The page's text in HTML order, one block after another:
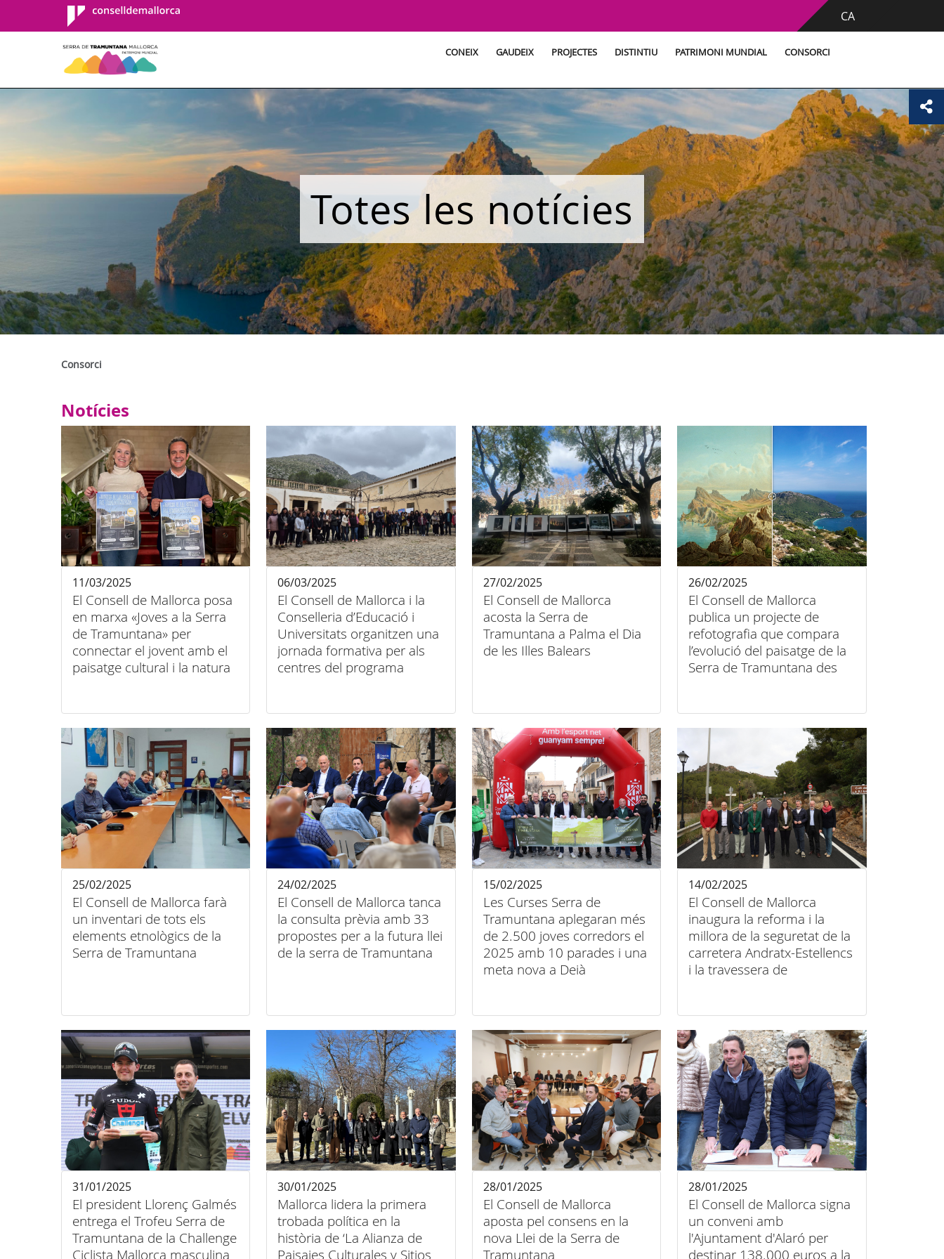
Consell de
Mallorca
CA
CONEIX GAUDEIX PROJECTES DISTINTIU PATRIMONI MUNDIAL CONSORCI
Totes les notícies
Consorci
Notícies
El Consell de Mallorca posa
en marxa «Joves a la Serra
de Tramuntana» per
connectar el jovent amb el
paisatge cultural i la natura
11/03/2025
El Consell de Mallorca i la
Conselleria d’Educació i
Universitats organitzen una
jornada formativa per als
centres del programa
06/03/2025
El Consell de Mallorca
acosta la Serra de
Tramuntana a Palma el Dia
de les Illes Balears
27/02/2025
El Consell de Mallorca
publica un projecte de
refotografia que compara
l’evolució del paisatge de la
Serra de Tramuntana des
26/02/2025
El Consell de Mallorca farà
un inventari de tots els
elements etnològics de la
Serra de Tramuntana
25/02/2025
El Consell de Mallorca tanca
la consulta prèvia amb 33
propostes per a la futura llei
de la serra de Tramuntana
24/02/2025
Les Curses Serra de
Tramuntana aplegaran més
de 2.500 joves corredors el
2025 amb 10 parades i una
meta nova a Deià
15/02/2025
El Consell de Mallorca
inaugura la reforma i la
millora de la seguretat de la
carretera Andratx-Estellencs
i la travessera de
14/02/2025
El president Llorenç Galmés
entrega el Trofeu Serra de
Tramuntana de la Challenge
Ciclista Mallorca masculina
31/01/2025
Mallorca lidera la primera
trobada política en la
història de ‘La Alianza de
Paisajes Culturales y Sitios
30/01/2025
El Consell de Mallorca
aposta pel consens en la
nova Llei de la Serra de
Tramuntana
28/01/2025
El Consell de Mallorca signa
un conveni amb
l'Ajuntament d'Alaró per
destinar 138.000 euros a la
28/01/2025